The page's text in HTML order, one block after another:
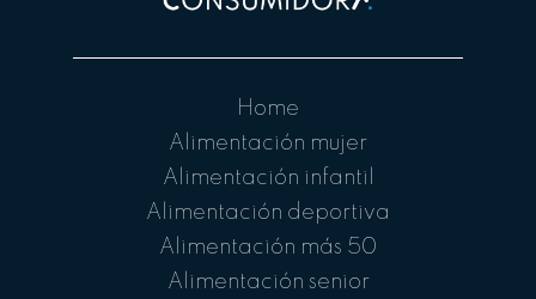
Home
Alimentación mujer
Alimentación infantil
Alimentación deportiva
Alimentación más 50
Alimentación senior